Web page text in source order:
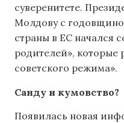
суверенитете.
Молдову с
страны в ЕС начался
родителей», которые
советского режима».
Санду и кумовство?
Появилась новая